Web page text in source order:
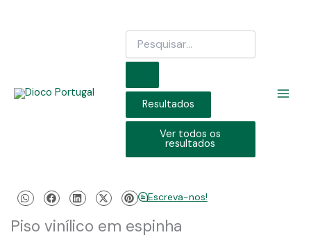
Search
Resultados
Ver todos os
resultados
Escreva-nos!
Piso vinílico em espinha